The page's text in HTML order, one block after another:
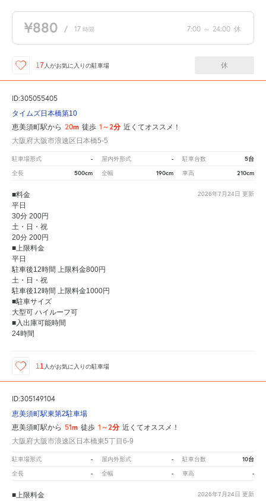
¥880 / 17 時間 7:00 ～ 24:00 休
17 人がお気に入りの駐車場 休
ID:305055405
タイムズ日本橋第10
恵美須町駅から 20m 徒歩 1～2分 近くてオススメ！
大阪府大阪市浪速区日本橋5-5
駐車場形式 - 屋内外形式 - 駐車台数 5台
全長 500cm 全幅 190cm 車高 210cm
2026年7月24日 更新
■料金
平日
30分 200円
土・日・祝
20分 200円
■上限料金
平日
駐車後12時間 上限料金800円
土・日・祝
駐車後12時間 上限料金1000円
■駐車サイズ
大型可 ハイルーフ可
■入出庫可能時間
24時間
11 人がお気に入りの駐車場
ID:305149104
恵美須町駅東第2駐車場
恵美須町駅から 51m 徒歩 1～2分 近くてオススメ！
大阪府大阪市浪速区日本橋東5丁目6-9
駐車場形式 - 屋内外形式 - 駐車台数 10台
全長 - 全幅 - 車高 -
2026年7月24日 更新
■上限料金